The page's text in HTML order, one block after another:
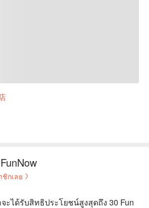
กเลย
ะได้รับสิทธิประโยชน์สูงสุดถึง 30 Fun